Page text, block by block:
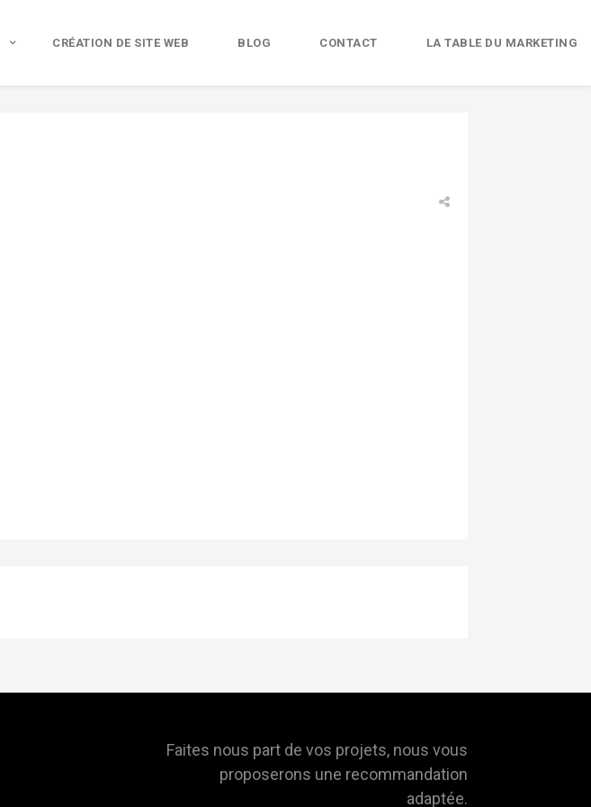
CRÉATION DE SITE WEB BLOG CONTACT LA TABLE DU MARKETING
Faites nous part de vos projets, nous vous
proposerons une recommandation
adaptée.